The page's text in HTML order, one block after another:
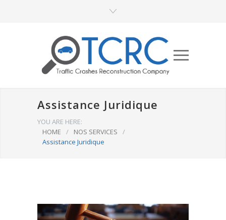
Assistance Juridique
YOU ARE HERE:
HOME
/ NOS SERVICES
/
Assistance Juridique